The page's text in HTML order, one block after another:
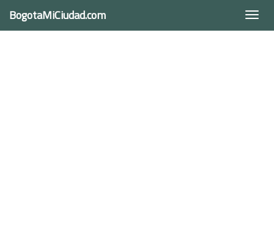
BogotaMiCiudad.com